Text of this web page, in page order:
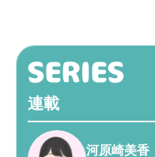
連載
河原崎美香